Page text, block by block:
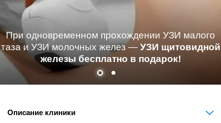
При одновременном прохождении УЗИ малого
таза и УЗИ молочных желез — УЗИ щитовидной
железы бесплатно в подарок!
Описание клиники